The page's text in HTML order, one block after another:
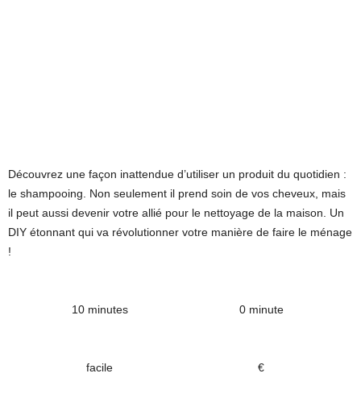
Découvrez une façon inattendue d’utiliser un produit du quotidien :
le shampooing. Non seulement il prend soin de vos cheveux, mais
il peut aussi devenir votre allié pour le nettoyage de la maison. Un
DIY étonnant qui va révolutionner votre manière de faire le ménage
!
10 minutes 0 minute
facile €